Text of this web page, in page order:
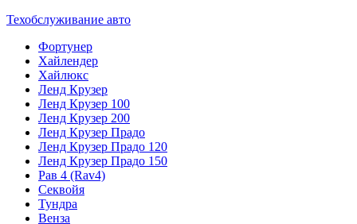
Техобслуживание авто
Фортунер
Хайлендер
Хайлюкс
Ленд Крузер
Ленд Крузер 100
Ленд Крузер 200
Ленд Крузер Прадо
Ленд Крузер Прадо 120
Ленд Крузер Прадо 150
Рав 4 (Rav4)
Секвойя
Тундра
Венза